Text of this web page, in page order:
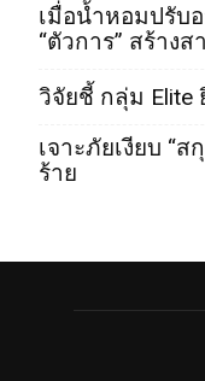
เมื่อน้ำหอมปรับ
“ตัวการ” สร้างส
วิจัยชี้ กลุ่ม Elite
เจาะภัยเงียบ “
ร้าย